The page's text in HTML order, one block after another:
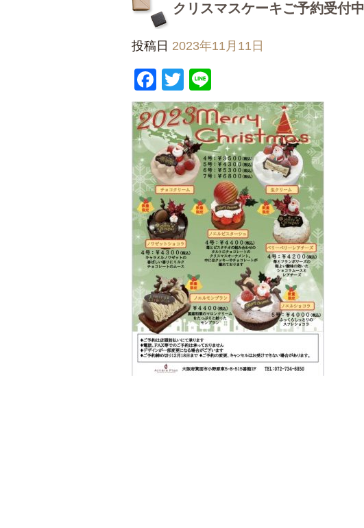
クリスマスケーキご予約受付中
投稿日 2023年11月11日
Facebook
Twitter